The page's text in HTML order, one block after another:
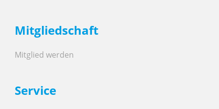
Mitgliedschaft
Mitglied werden
Service